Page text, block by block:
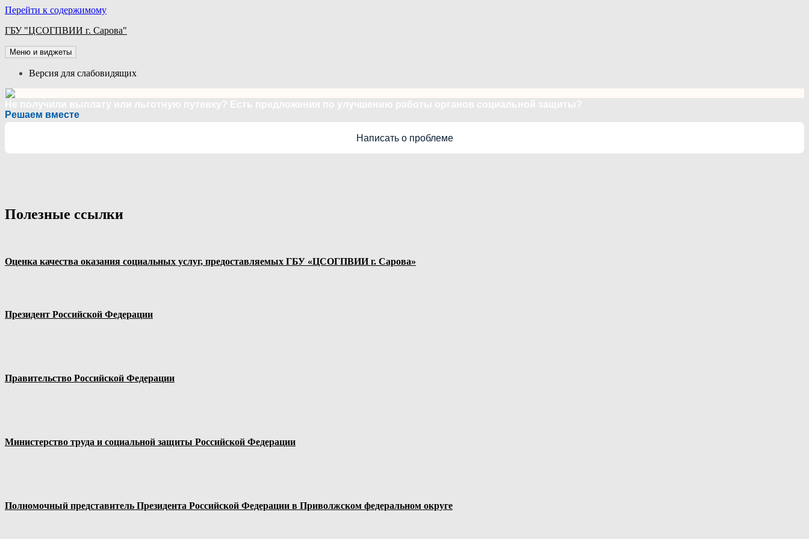
Перейти к содержимому
ГБУ "ЦСОГПВИИ г. Сарова"
Меню и виджеты
Версия для слабовидящих
Решаем вместе
Написать о проблеме
Полезные ссылки
Оценка качества оказания социальных услуг, предоставляемых ГБУ «ЦСОГПВИИ г. Сарова»
Президент Российской Федерации
Правительство Российской Федерации
Министерство труда и социальной защиты Российской Федерации
Полномочный представитель Президента Российской Федерации в Приволжском федеральном округе